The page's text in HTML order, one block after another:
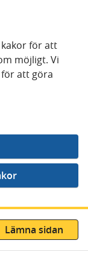
kakor för att
möjligt. Vi
att göra
Lämna sidan